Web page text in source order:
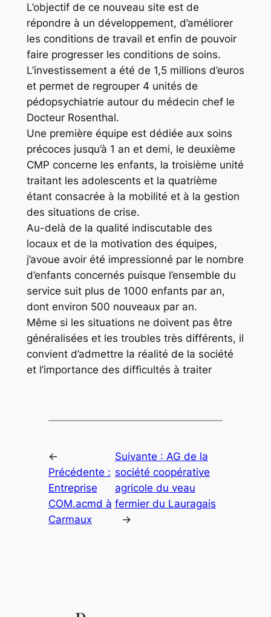
L’objectif de ce nouveau site est de
répondre à un développement, d’améliorer
les conditions de travail et enfin de pouvoir
faire progresser les conditions de soins.
L’investissement a été de 1,5 millions d’euros
et permet de regrouper 4 unités de
pédopsychiatrie autour du médecin chef le
Docteur Rosenthal.
Une première équipe est dédiée aux soins
précoces jusqu’à 1 an et demi, le deuxième
CMP concerne les enfants, la troisième unité
traitant les adolescents et la quatrième
étant consacrée à la mobilité et à la gestion
des situations de crise.
Au-delà de la qualité indiscutable des
locaux et de la motivation des équipes,
j’avoue avoir été impressionné par le nombre
d’enfants concernés puisque l’ensemble du
service suit plus de 1000 enfants par an,
dont environ 500 nouveaux par an.
Même si les situations ne doivent pas être
généralisées et les troubles très différents, il
convient d’admettre la réalité de la société
et l’importance des difficultés à traiter
←
Précédente :
Entreprise
COM.acmd à
Carmaux
Suivante : AG de la
société coopérative
agricole du veau
fermier du Lauragais
→